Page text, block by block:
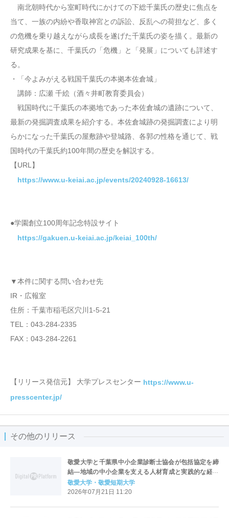
南北朝時代から室町時代にかけての下総千葉氏の歴史に焦点を
当て、一族の内紛や香取神宮との訴訟、反乱への荷担など、多く
の危機を乗り越えながら成長を遂げた千葉氏の姿を描く。最新の
研究成果を基に、千葉氏の「危機」と「発展」についても詳述す
る。
・「今よみがえる戦国千葉氏の本拠本佐倉城」
講師：広瀬 千絵（酒々井町教育委員会）
戦国時代に千葉氏の本拠地であった本佐倉城の遺跡について、
最新の発掘調査成果を紹介する。本佐倉城跡の発掘調査により明
らかになった千葉氏の屋敷跡や登城路、各郭の性格を通じて、戦
国時代の千葉氏約100年間の歴史を解説する。
【URL】
https://www.u-keiai.ac.jp/events/20240928-16613/
●学園創立100周年記念特設サイト
https://gakuen.u-keiai.ac.jp/keiai_100th/
▼本件に関する問い合わせ先
IR・広報室
住所：千葉市稲毛区穴川1-5-21
TEL：043-284-2335
FAX：043-284-2261
【リリース発信元】 大学プレスセンター https://www.u-
presscenter.jp/
その他のリリース
敬愛大学と千葉県中小企業診断士協会が包括協定を締
結―地域の中小企業を支える人材育成と実践的な経営
教育を推進―
敬愛大学・敬愛短期大学
2026年07月21日 11:20